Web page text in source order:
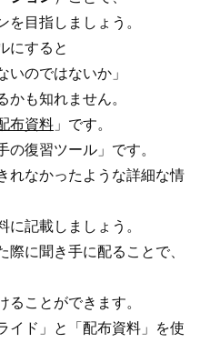
目指しましょう。
にすると
いのではないか」
も知れません。
布資料 」です。
復習ツール」です。
れなかったような詳細な情
記載しましょう。
に聞き手に配ることで、
ことができます。
イド」と「配布資料」を使